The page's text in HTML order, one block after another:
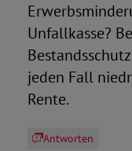
Unfallkasse?
jeden Fall
Rente.
Antworten